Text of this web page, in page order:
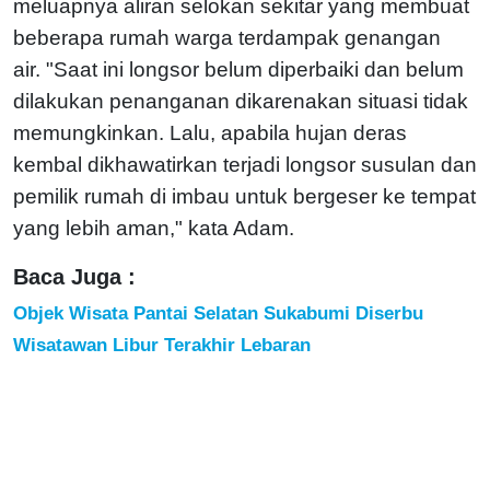
meluapnya aliran selokan sekitar yang membuat
beberapa rumah warga terdampak genangan
air. "Saat ini longsor belum diperbaiki dan belum
dilakukan penanganan dikarenakan situasi tidak
memungkinkan. Lalu, apabila hujan deras
kembal dikhawatirkan terjadi longsor susulan dan
pemilik rumah di imbau untuk bergeser ke tempat
yang lebih aman," kata Adam.
Baca Juga :
Objek Wisata Pantai Selatan Sukabumi Diserbu
Wisatawan Libur Terakhir Lebaran